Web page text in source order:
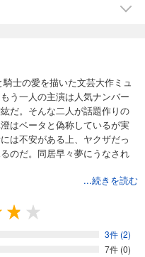
士の愛を描いた文芸大作ミュ
う一人の主演は人気ナンバー
だ。そんな二人が話題作りの
はベータと偽称しているが実
は不安がある上、ヤクザだっ
のだ。同居早々夢にうなされ
...続きを読む
3件 (2)
7件 (0)